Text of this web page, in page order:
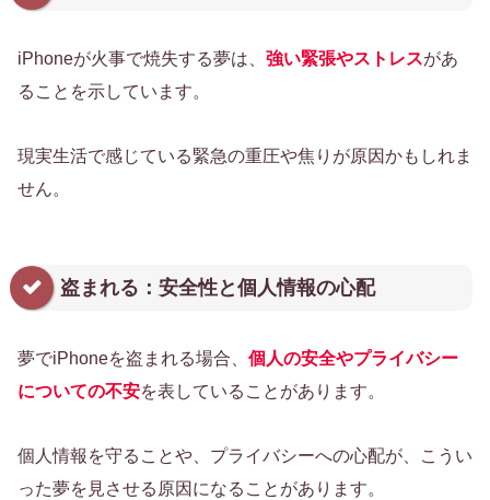
iPhoneが火事で焼失する夢は、 強い緊張やストレスがあ
ることを示しています。
現実生活で感じている緊急の重圧や焦りが原因かもしれま
せん。
盗まれる：安全性と個人情報の心配
夢でiPhoneを盗まれる場合、 個人の安全やプライバシー
についての不安を表していることがあります。
個人情報を守ることや、プライバシーへの心配が、こうい
った夢を見させる原因になることがあります。